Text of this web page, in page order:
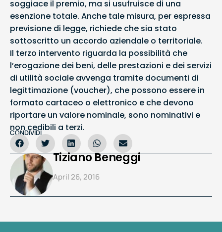
soggiace il premio, ma si usufruisce di una
esenzione totale. Anche tale misura, per espressa
previsione di legge, richiede che sia stato
sottoscritto un accordo aziendale o territoriale.
Il terzo intervento riguarda la possibilità che
l’erogazione dei beni, delle prestazioni e dei servizi
di utilità sociale avvenga tramite documenti di
legittimazione (voucher), che possono essere in
formato cartaceo o elettronico e che devono
riportare un valore nominale, sono nominativi e
non cedibili a terzi.
CONDIVIDI
Tiziano Beneggi
April 26, 2016